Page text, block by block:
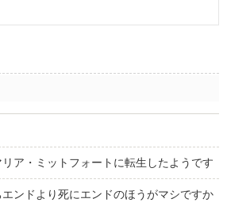
ア・ミットフォートに転生したようです
ンドより死にエンドのほうがマシですか